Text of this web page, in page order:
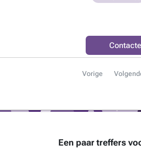
toegang naar het
uitgerust met
slaapkamer. Er
Bijzonderheden:
verbruik Meer
Vorige
Een paar treffers